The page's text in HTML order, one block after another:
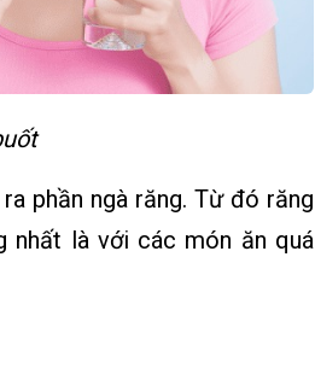
phần ngà răng. Từ đó răng
nhất là với các món ăn quá